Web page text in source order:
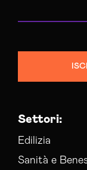
Settori:
Edilizia
Sanità e